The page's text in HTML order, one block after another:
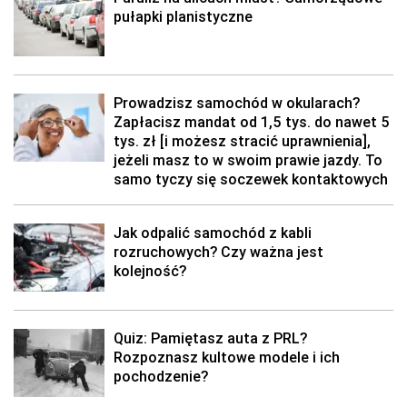
pułapki planistyczne
Prowadzisz samochód w okularach?
Zapłacisz mandat od 1,5 tys. do nawet 5
tys. zł [i możesz stracić uprawnienia],
jeżeli masz to w swoim prawie jazdy. To
samo tyczy się soczewek kontaktowych
Jak odpalić samochód z kabli
rozruchowych? Czy ważna jest
kolejność?
Quiz: Pamiętasz auta z PRL?
Rozpoznasz kultowe modele i ich
pochodzenie?